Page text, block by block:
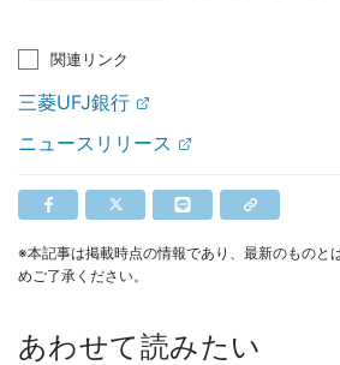
関連リンク
三菱UFJ銀行
ニュースリリース
※本記事は掲載時点の情報であり、最新のものと
めご了承ください。
あわせて読みたい